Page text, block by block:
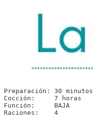
Preparación: 30 minutos
Cocción:     7 horas
Función:     BAJA
Raciones:    4